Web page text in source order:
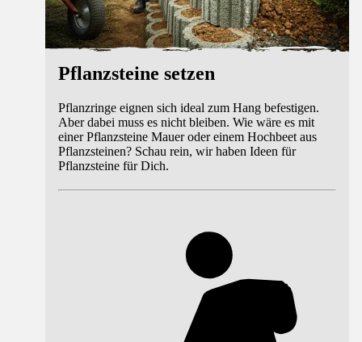
Pflanzsteine setzen
Pflanzringe eignen sich ideal zum Hang befestigen.
Aber dabei muss es nicht bleiben. Wie wäre es mit
einer Pflanzsteine Mauer oder einem Hochbeet aus
Pflanzsteinen? Schau rein, wir haben Ideen für
Pflanzsteine für Dich.